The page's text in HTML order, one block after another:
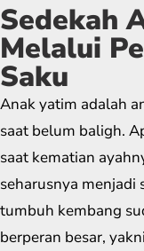
Sedekah
Melalui
Saku
Anak yatim adalah
saat belum baligh.
saat kematian
seharusnya menjadi
tumbuh kembang
berperan besar,